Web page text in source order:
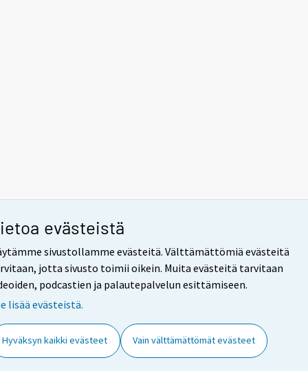
evästeistä
sivustollamme evästeitä. Välttämättömiä evästeitä
jotta sivusto toimii oikein. Muita evästeitä tarvitaan
podcastien ja palautepalvelun esittämiseen.
lisää evästeistä.
Hyväksyn kaikki evästeet Vain välttämättömät evästeet